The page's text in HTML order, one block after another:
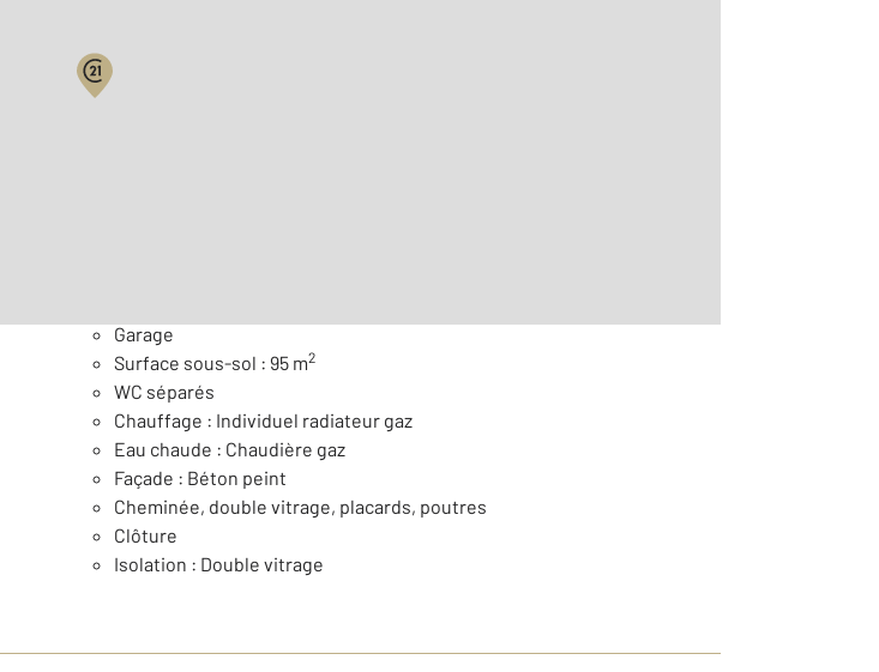
Garage
Surface sous-sol : 95 m2
WC séparés
Chauffage : Individuel radiateur gaz
Eau chaude : Chaudière gaz
Façade : Béton peint
Cheminée, double vitrage, placards, poutres
Clôture
Isolation : Double vitrage